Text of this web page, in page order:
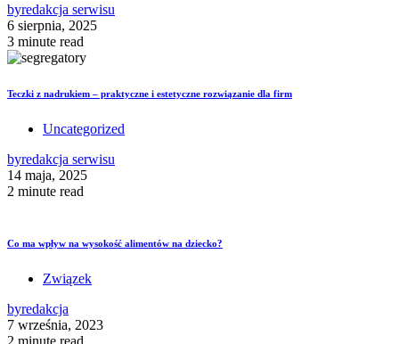
byredakcja serwisu
6 sierpnia, 2025
3 minute read
Teczki z nadrukiem – praktyczne i estetyczne rozwiązanie dla firm
Uncategorized
byredakcja serwisu
14 maja, 2025
2 minute read
Co ma wpływ na wysokość alimentów na dziecko?
Związek
byredakcja
7 września, 2023
2 minute read